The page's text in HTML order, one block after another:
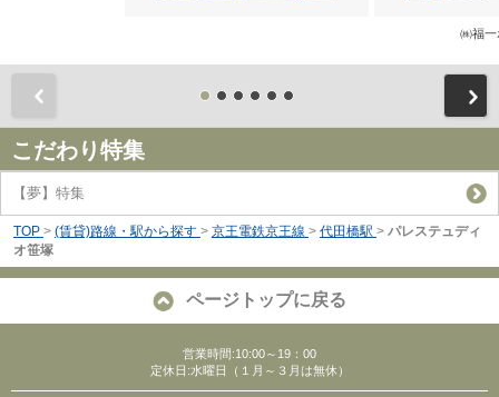
㈱福一
こだわり特集
【夢】特集
TOP > (賃貸)路線・駅から探す > 京王電鉄京王線 > 代田橋駅 > パレステュディ
オ笹塚
ページトップに戻る
営業時間:10:00～19：00
定休日:水曜日（１月～３月は無休）